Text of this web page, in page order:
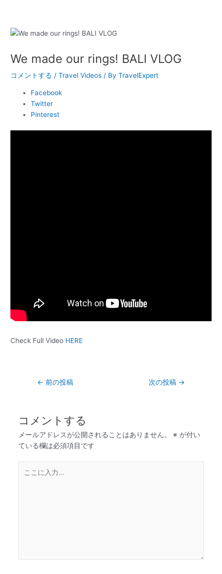
We made our rings! BALI VLOG
コメントする /Travel Videos / ByTravelExpert
Facebook
Twitter
Pinterest
Check Full Video HERE
← 前の投稿 次の投稿 →
コメントする
メールアドレスが公開されることはありません。 ※ が付い
ている欄は必須項目です